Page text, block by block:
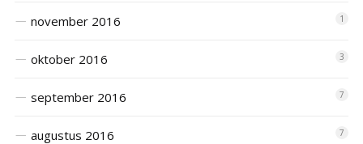
november 2016 1
oktober 2016 3
september 2016 7
augustus 2016 7